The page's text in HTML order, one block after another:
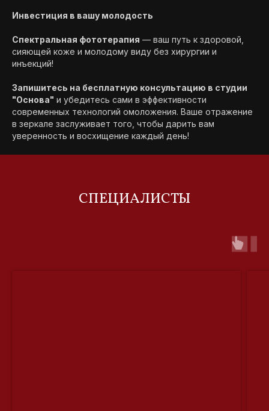
Инвестиция в вашу молодость
Спектральная фототерапия — ваш путь к здоровой,
сияющей коже и молодому виду без хирургии и
инъекций!
Запишитесь на бесплатную консультацию в студии
"Основа" и убедитесь сами в эффективности
современных технологий омоложения. Ваше отражение
в зеркале заслуживает того, чтобы дарить вам
уверенность и восхищение каждый день!
СПЕЦИАЛИСТЫ